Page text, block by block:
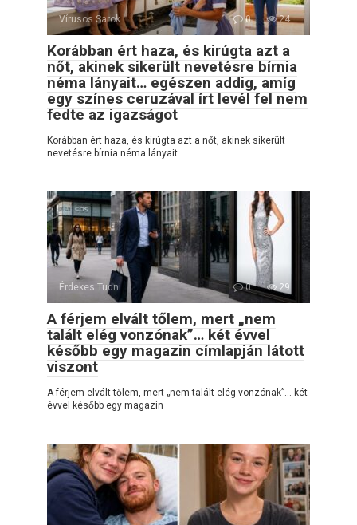
Vírusos Sarok 0 24
Korábban ért haza, és kirúgta azt a
nőt, akinek sikerült nevetésre bírnia
néma lányait… egészen addig, amíg
egy színes ceruzával írt levél fel nem
fedte az igazságot
Korábban ért haza, és kirúgta azt a nőt, akinek sikerült
nevetésre bírnia néma lányait…
Érdekes Tudni 0 29
A férjem elvált tőlem, mert „nem
talált elég vonzónak”… két évvel
később egy magazin címlapján látott
viszont
A férjem elvált tőlem, mert „nem talált elég vonzónak”… két
évvel később egy magazin